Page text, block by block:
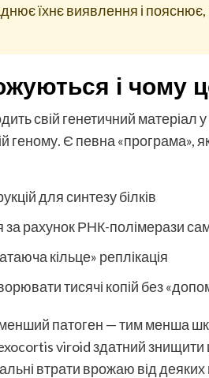
їхнє виявлення і
і чому
свій генетичний матеріал у
геному. Є певна «програма»,
для синтезу білків
за рахунок РНК-полімерази
кільце» реплікація
тисячі копій без
патоген — тим менша
viroid здатний знищити
втрати врожаю від деяких